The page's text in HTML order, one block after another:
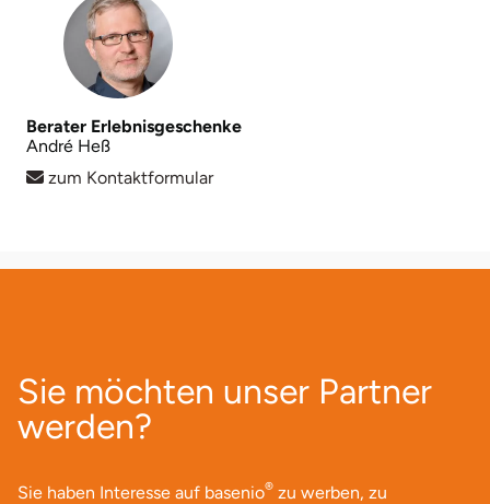
Berater Erlebnisgeschenke
André Heß
zum Kontaktformular
Sie möchten unser Partner
werden?
Sie haben Interesse auf basenio® zu werben, zu
Koblenz
Kronach
Kulmbach
Leipzig